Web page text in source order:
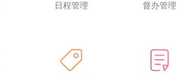
日程管理 督办管理